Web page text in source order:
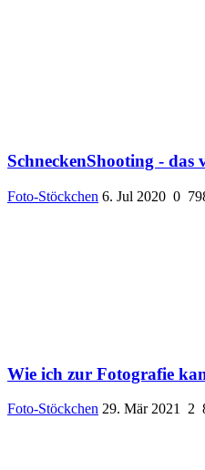
SchneckenShooting - das
Foto-Stöckchen 6. Jul 2020 0
Wie ich zur Fotografie
Foto-Stöckchen 29. Mär 2021 2